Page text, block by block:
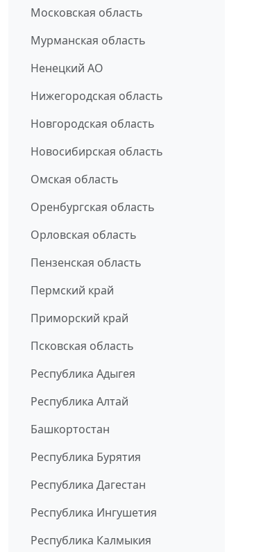
Московская область
Мурманская область
Ненецкий АО
Нижегородская область
Новгородская область
Новосибирская область
Омская область
Оренбургская область
Орловская область
Пензенская область
Пермский край
Приморский край
Псковская область
Республика Адыгея
Республика Алтай
Башкортостан
Республика Бурятия
Республика Дагестан
Республика Ингушетия
Республика Калмыкия